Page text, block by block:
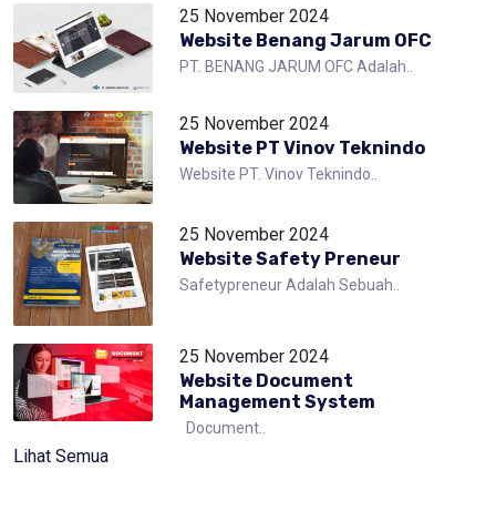
25 November 2024
Website Benang Jarum OFC
PT. BENANG JARUM OFC Adalah..
25 November 2024
Website PT Vinov Teknindo
Website PT. Vinov Teknindo..
25 November 2024
Website Safety Preneur
Safetypreneur Adalah Sebuah..
25 November 2024
Website Document
Management System
Document..
Lihat Semua